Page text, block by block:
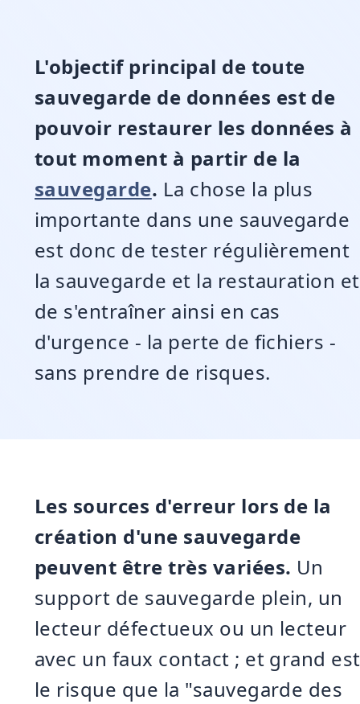
L'objectif principal de toute
sauvegarde de données est de
pouvoir restaurer les données à
tout moment à partir de la
sauvegarde. La chose la plus
importante dans une sauvegarde
est donc de tester régulièrement
la sauvegarde et la restauration et
de s'entraîner ainsi en cas
d'urgence - la perte de fichiers -
sans prendre de risques.
Les sources d'erreur lors de la
création d'une sauvegarde
peuvent être très variées. Un
support de sauvegarde plein, un
lecteur défectueux ou un lecteur
avec un faux contact ; et grand est
le risque que la "sauvegarde des